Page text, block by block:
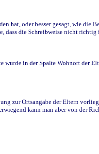
oder besser gesagt, wie die
die Schreibweise nicht richtig
in der Spalte Wohnort der
zur Ortsangabe der Eltern
kann man aber von der